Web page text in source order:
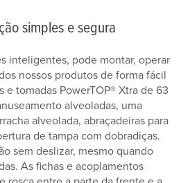
simples e segura
inteligentes, pode montar, operar
nossos produtos de forma fácil
e tomadas PowerTOP® Xtra de 63
alveoladas, uma
alveolada, abraçadeiras para
de tampa com dobradiças.
sem deslizar, mesmo quando
As fichas e acoplamentos